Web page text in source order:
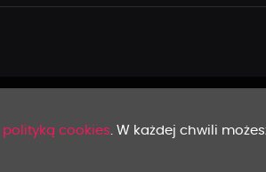
polityką cookies. W każdej chwili